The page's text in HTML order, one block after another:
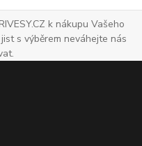
k nákupu Vašeho
s výběrem neváhejte nás